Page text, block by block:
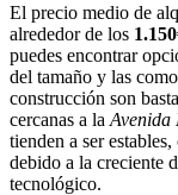
El precio medio de
alrededor de los
puedes encontrar
del tamaño y las
construcción son
cercanas a la Avenida
tienden a ser
debido a la creciente
tecnológico.